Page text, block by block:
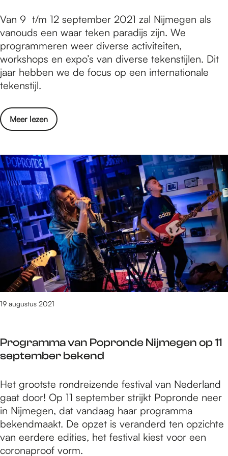
f
o
r
L
i
e
d
e
n
r
o
e
r
i
e
t
j
d
e
n
t
f
e
s
t
i
a
N
i
m
m
a
a
a
e
e
v
o
o
r
k
i
m
t
f
e
s
t
v
a
l
-
i
a
a
n
z
e
e
T
h
e
B
i
g
r
a
i
j
m
e
g
e
z
e
m
a
g
a
e
a
n
i
m
e
Van 9 t/m 12 september 2021 zal Nijmegen als
vanouds een waar teken paradijs zijn. We
programmeren weer diverse activiteiten,
workshops en expo’s van diverse tekenstijlen. Dit
jaar hebben we de focus op een internationale
tekenstijl.
Meer lezen
o
v
r
T
h
e
B
i
g
D
r
a
w
N
m
e
e
n
z
e
t
m
Programma van Popronde Nijmegen op 11
september bekend
19 augustus 2021
P
r
o
g
r
a
Het grootste rondreizende festival van Nederland
gaat door! Op 11 september strijkt Popronde neer
in Nijmegen, dat vandaag haar programma
bekendmaakt. De opzet is veranderd ten opzichte
van eerdere edities, het festival kiest voor een
coronaproof vorm.